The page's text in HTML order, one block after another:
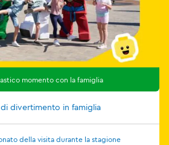
momento con la famiglia
divertimento in famiglia
della visita durante la stagione